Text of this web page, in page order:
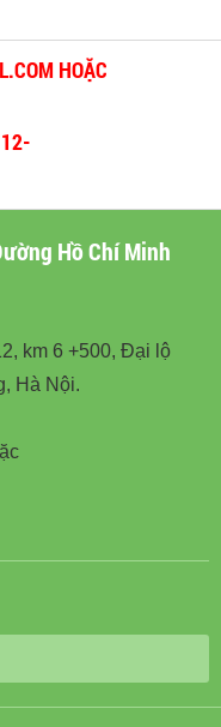
HOẶC
Hồ Chí Minh
km 6 +500, Đại lộ
Hà Nội.